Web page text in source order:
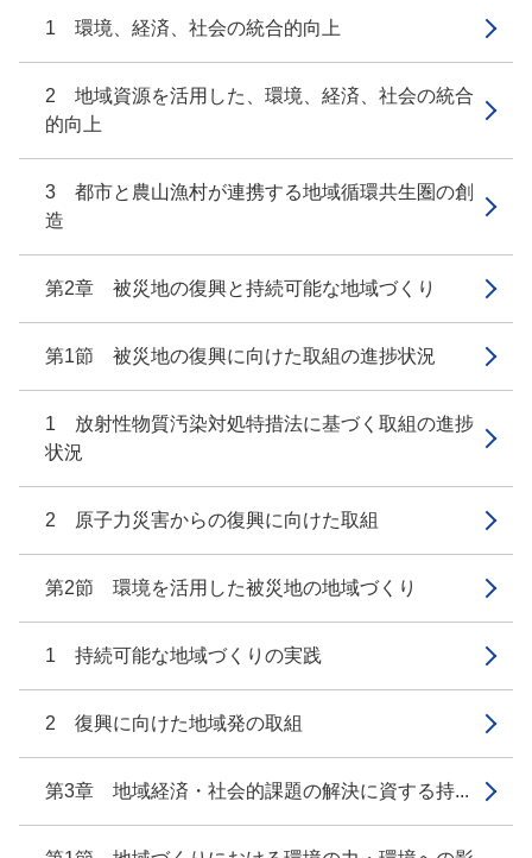
1 環境、経済、社会の統合的向上
2 地域資源を活用した、環境、経済、社会の統合
的向上
3 都市と農山漁村が連携する地域循環共生圏の創
造
第2章 被災地の復興と持続可能な地域づくり
第1節 被災地の復興に向けた取組の進捗状況
1 放射性物質汚染対処特措法に基づく取組の進捗
状況
2 原子力災害からの復興に向けた取組
第2節 環境を活用した被災地の地域づくり
1 持続可能な地域づくりの実践
2 復興に向けた地域発の取組
第3章 地域経済・社会的課題の解決に資する持...